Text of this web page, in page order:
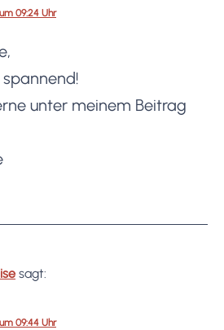
09:24 Uhr
unter meinem Beitrag
sagt:
09:44 Uhr